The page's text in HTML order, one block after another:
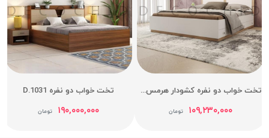
تخت خواب دو نفره کشودار هرمس عرض 160
۱۰۹,۲۳۰,۰۰۰ تومان
تخت خواب دو نفره D.1031
۱۹۰,۰۰۰,۰۰۰ تومان